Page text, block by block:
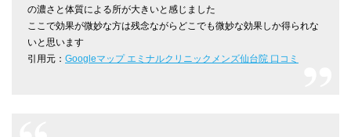
の濃さと体質による所が大きいと感じました
ここで効果が微妙な方は残念ながらどこでも微妙な効果しか得られな
いと思います
引用元： Googleマップ エミナルクリニックメンズ仙台院 口コミ